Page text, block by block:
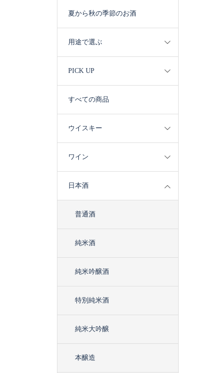
夏から秋の季節のお酒
用途で選ぶ
PICK UP
すべての商品
ウイスキー
ワイン
日本酒
普通酒
純米酒
純米吟醸酒
特別純米酒
純米大吟醸
本醸造